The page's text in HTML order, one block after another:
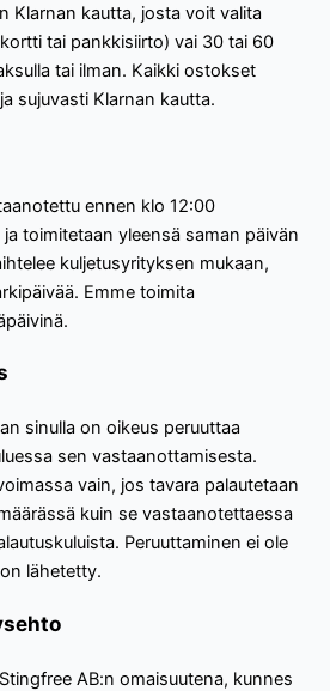
Klarnan kautta, josta voit valita
tai pankkisiirto) vai 30 tai 60
tai ilman. Kaikki ostokset
sujuvasti Klarnan kautta.
ennen klo 12:00
toimitetaan yleensä saman päivän
kuljetusyrityksen mukaan,
Emme toimita
sinulla on oikeus peruuttaa
sen vastaanottamisesta.
vain, jos tavara palautetaan
kuin se vastaanotettaessa
Peruuttaminen ei ole
lähetetty.
AB:n omaisuutena, kunnes